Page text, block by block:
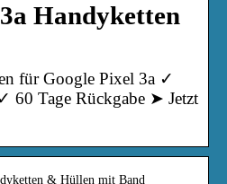
Handyketten
für Google Pixel 3a ✓
60 Tage Rückgabe ➤ Jetzt
& Hüllen mit Band